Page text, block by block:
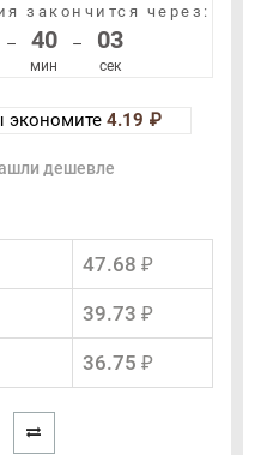
закончится через:
– 40
мин
– 03
сек
экономите 4.19 ₽
дешевле
47.68 ₽
39.73 ₽
36.75 ₽